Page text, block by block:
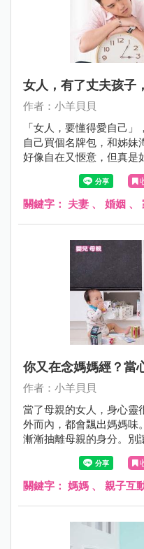
女人，有了丈夫孩子
作者：小羊貝貝
「女人，要懂得愛自己
自己買個名牌包，和姊妹
好像自在又愜意，但真是
己，其實很膚淺表面，當
會發現名牌包再多、就算
峇里島做SPA，那些外在
關鍵字： 夫妻 、 婚姻 、
你又在念媽媽經？當
作者：小羊貝貝
當了母親的女人，身心靈
外而內，都會飄出媽媽味
漸漸抽離母親的身分。別
不休，終有一天，連自己
關鍵字： 媽媽 、 親子互